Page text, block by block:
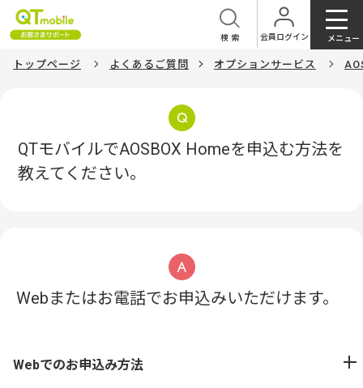
会員ログイン
検索 メニュー
トップページ よくあるご質問 オプションサービス
QTモバイルでAOSBOX Homeを申込む方法を
教えてください。
Webまたはお電話でお申込みいただけます。
Webでのお申込み方法